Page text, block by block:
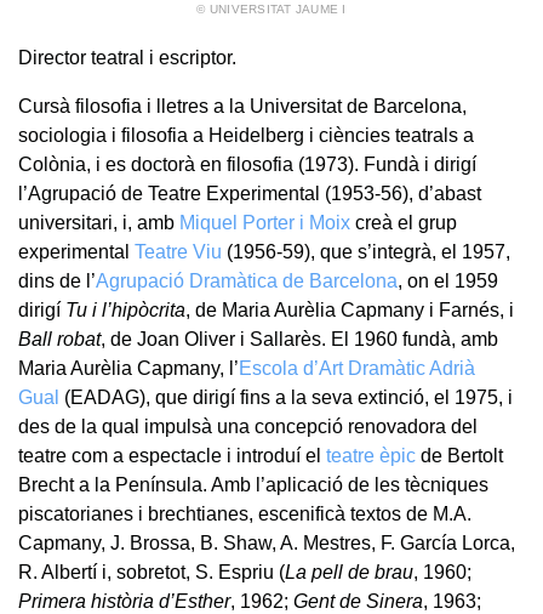
© UNIVERSITAT JAUME I
Director teatral i escriptor.
Cursà filosofia i lletres a la Universitat de Barcelona,
sociologia i filosofia a Heidelberg i ciències teatrals a
Colònia, i es doctorà en filosofia (1973). Fundà i dirigí
l’Agrupació de Teatre Experimental (1953-56), d’abast
universitari, i, amb Miquel Porter i Moix creà el grup
experimental Teatre Viu (1956-59), que s’integrà, el 1957,
dins de l’Agrupació Dramàtica de Barcelona, on el 1959
dirigí Tu i l’hipòcrita, de Maria Aurèlia Capmany i Farnés, i
Ball robat, de Joan Oliver i Sallarès. El 1960 fundà, amb
Maria Aurèlia Capmany, l’Escola d’Art Dramàtic Adrià
Gual (EADAG), que dirigí fins a la seva extinció, el 1975, i
des de la qual impulsà una concepció renovadora del
teatre com a espectacle i introduí el teatre èpic de Bertolt
Brecht a la Península. Amb l’aplicació de les tècniques
piscatorianes i brechtianes, escenificà textos de M.A.
Capmany, J. Brossa, B. Shaw, A. Mestres, F. García Lorca,
R. Albertí i, sobretot, S. Espriu (La pell de brau, 1960;
Primera història d’Esther, 1962; Gent de Sinera, 1963;